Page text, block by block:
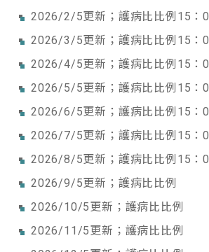
2026/2/5更新；護病比比例15：0
2026/3/5更新；護病比比例15：0
2026/4/5更新；護病比比例15：0
2026/5/5更新；護病比比例15：0
2026/6/5更新；護病比比例15：0
2026/7/5更新；護病比比例15：0
2026/8/5更新；護病比比例15：0
2026/9/5更新；護病比比例
2026/10/5更新；護病比比例
2026/11/5更新；護病比比例